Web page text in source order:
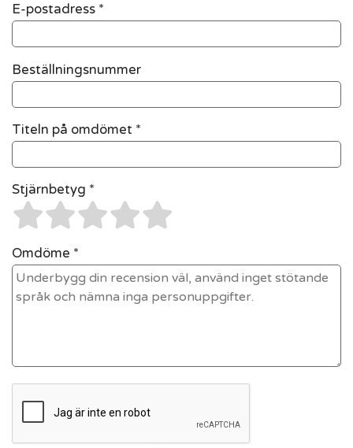
E-postadress *
Beställningsnummer
Titeln på omdömet *
Stjärnbetyg *
Omdöme *